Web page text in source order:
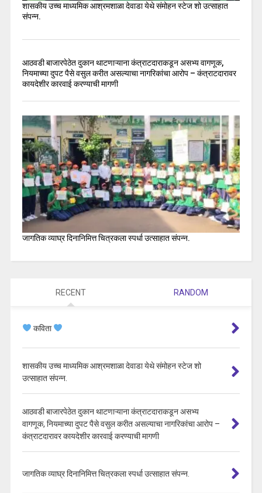
शासकीय उच्च माध्यमिक आश्रमशाळा देवाडा येथे संमोहन स्टेज शो उत्साहात
संपन्न.
आठवडी बाजारपेठेत दुकान थाटणाऱ्याना कंत्राटदाराकडून असभ्य वागणूक,
नियमाच्या दुपट पैसे वसुल करीत असल्याचा नागरिकांचा आरोप – कंत्राटदारावर
कायदेशीर कारवाई करण्याची मागणी
जागतिक व्याघ्र दिनानिमित्त चित्रकला स्पर्धा उत्साहात संपन्न.
RECENT RANDOM
कविता
शासकीय उच्च माध्यमिक आश्रमशाळा देवाडा येथे संमोहन स्टेज शो
उत्साहात संपन्न.
आठवडी बाजारपेठेत दुकान थाटणाऱ्याना कंत्राटदाराकडून असभ्य
वागणूक, नियमाच्या दुपट पैसे वसुल करीत असल्याचा नागरिकांचा आरोप –
कंत्राटदारावर कायदेशीर कारवाई करण्याची मागणी
जागतिक व्याघ्र दिनानिमित्त चित्रकला स्पर्धा उत्साहात संपन्न.